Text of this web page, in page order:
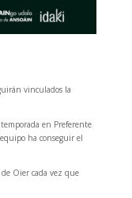
vinculados la
en Preferente
ha conseguir el
Oier cada vez que